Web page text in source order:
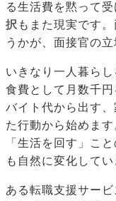
る生活費を黙って
択 もまた現実です
うかが、面接官の
いきなり一人暮ら
食費として月数千
バイト代から出す
た行動から始めま
「生活を回す」こ
も自然に変化してい
ある転職支援サー